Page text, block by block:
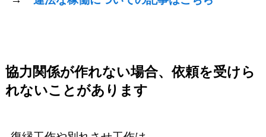
協力関係が作れない場合、依頼を受けら
れないことがあります